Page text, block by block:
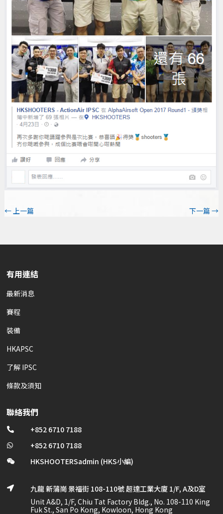
← 上一篇 下一篇→
有用連結
最新消息
賽程
裝備
HKAPSC
了解 IPSC
條款及須知
聯絡我們
 +852 6710 7188
 +852 6710 7188
 HKSHOOTERSadmin (HKS小編)

九龍 新蒲崗 景福街 108-110號 超達工業大廈 1/F, A及D室
Unit A&D, 1/F, Chiu Tat Factory Bldg., No. 108-110 King
Fuk St., San Po Kong, Kowloon, Hong Kong